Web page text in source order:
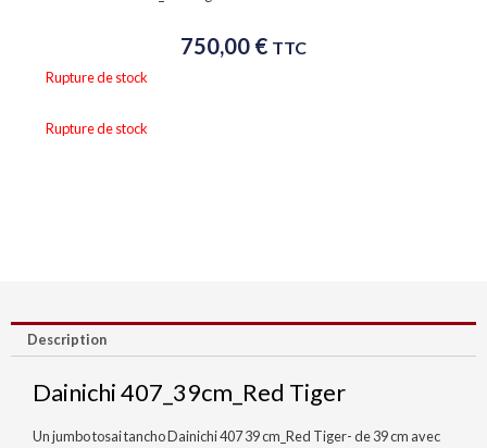
750,00 € TTC
Rupture de stock
Rupture de stock
Description
Dainichi 407_39cm_Red Tiger
Un jumbo tosai tancho Dainichi 407 39 cm_Red Tiger- de 39 cm avec